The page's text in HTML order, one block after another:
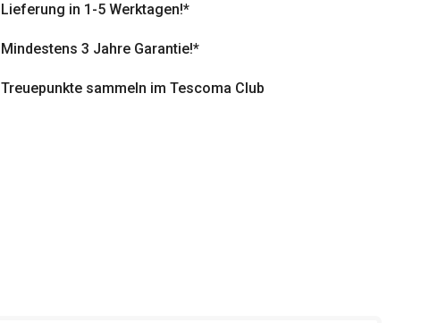
Lieferung in 1-5 Werktagen!*
Mindestens 3 Jahre Garantie!*
Treuepunkte sammeln im Tescoma Club